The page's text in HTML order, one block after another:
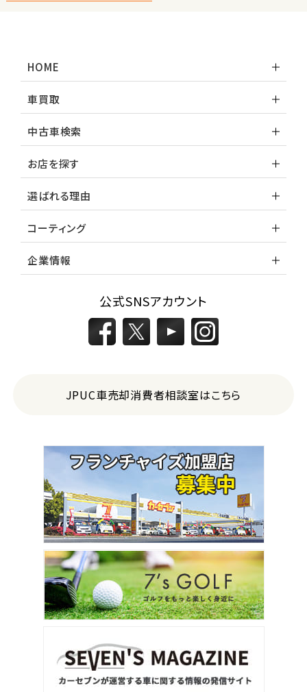
HOME
車買取
中古車検索
お店を探す
選ばれる理由
コーティング
企業情報
公式SNSアカウント
JPUC車売却消費者相談室はこちら